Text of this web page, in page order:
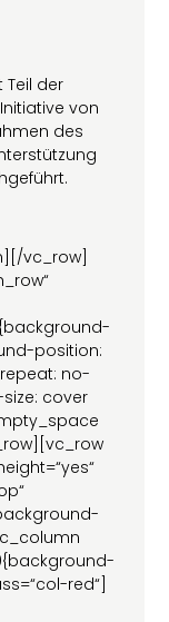
Teil der
Initiative von
des
vc_row]
position:
no-
cover
red“]